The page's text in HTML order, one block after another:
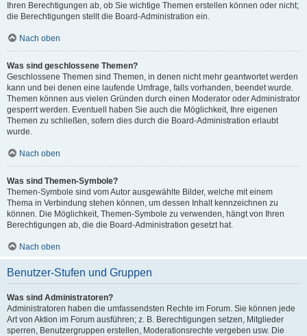
Ihren Berechtigungen ab, ob Sie wichtige Themen erstellen können oder nicht;
die Berechtigungen stellt die Board-Administration ein.
Nach oben
Was sind geschlossene Themen?
Geschlossene Themen sind Themen, in denen nicht mehr geantwortet werden
kann und bei denen eine laufende Umfrage, falls vorhanden, beendet wurde.
Themen können aus vielen Gründen durch einen Moderator oder Administrator
gesperrt werden. Eventuell haben Sie auch die Möglichkeit, Ihre eigenen
Themen zu schließen, sofern dies durch die Board-Administration erlaubt
wurde.
Nach oben
Was sind Themen-Symbole?
Themen-Symbole sind vom Autor ausgewählte Bilder, welche mit einem
Thema in Verbindung stehen können, um dessen Inhalt kennzeichnen zu
können. Die Möglichkeit, Themen-Symbole zu verwenden, hängt von Ihren
Berechtigungen ab, die die Board-Administration gesetzt hat.
Nach oben
Benutzer-Stufen und Gruppen
Was sind Administratoren?
Administratoren haben die umfassendsten Rechte im Forum. Sie können jede
Art von Aktion im Forum ausführen; z. B. Berechtigungen setzen, Mitglieder
sperren, Benutzergruppen erstellen, Moderationsrechte vergeben usw. Die